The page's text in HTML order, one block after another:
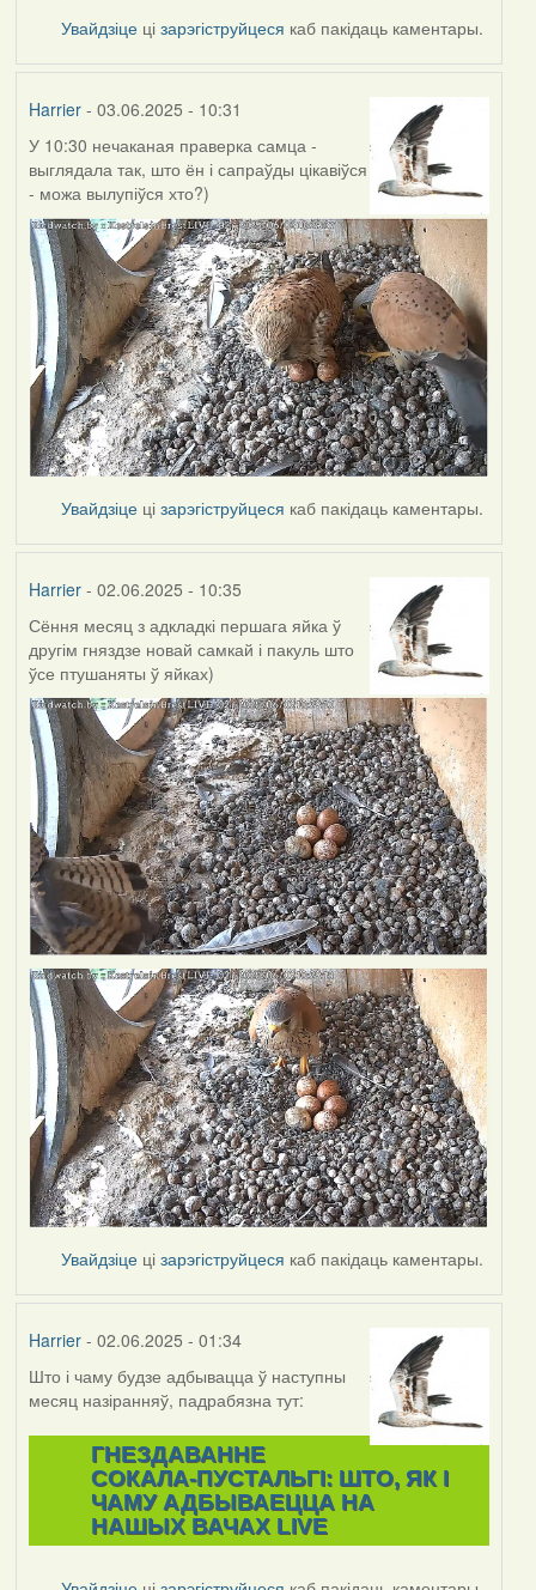
Увайдзіце цізарэгіструйцеся каб пакідаць каментары.
Harrier- 03.06.2025 - 10:31
У 10:30 нечаканая праверка самца -
выглядала так, што ён і сапраўды цікавіўся
- можа вылупіўся хто?)
Увайдзіце цізарэгіструйцеся каб пакідаць каментары.
Harrier- 02.06.2025 - 10:35
Сёння месяц з адкладкі першага яйка ў
другім гняздзе новай самкай і пакуль што
ўсе птушаняты ў яйках)
Увайдзіце цізарэгіструйцеся каб пакідаць каментары.
Harrier- 02.06.2025 - 01:34
Што і чаму будзе адбывацца ў наступны
месяц назіранняў, падрабязна тут:
ГНЕЗДАВАННЕ
СОКАЛА-ПУСТАЛЬГІ: ШТО, ЯК І
ЧАМУ АДБЫВАЕЦЦА НА
НАШЫХ ВАЧАХ LIVE